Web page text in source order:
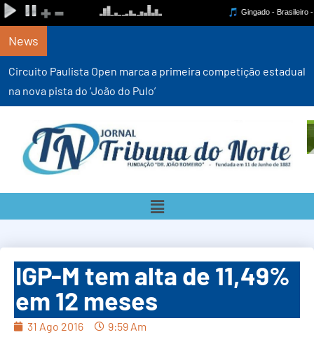
News
Circuito Paulista Open marca a primeira competição estadual
na nova pista do ‘João do Pulo’
IGP-M tem alta de 11,49%
em 12 meses
31 Ago 2016
9:59 Am